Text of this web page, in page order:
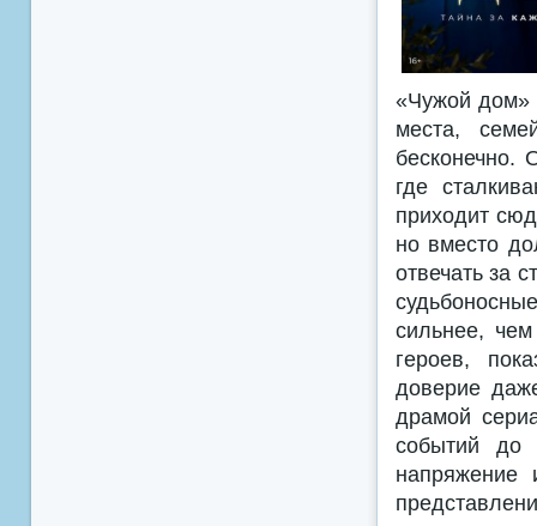
«Чужой дом»
места,
бесконечно.
где
приходит
но вместо
отвечать за
сильнее,
героев,
доверие
драмой
событий до
напряжение